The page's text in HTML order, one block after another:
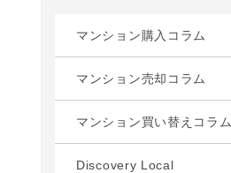
マンション購入コラム
マンション売却コラム
マンション買い替えコラム
Discovery Local